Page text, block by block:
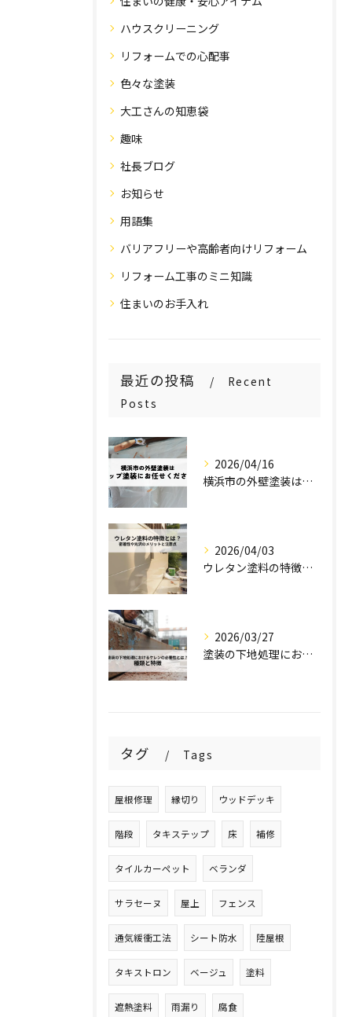
ハウスクリーニング
リフォームでの心配事
色々な塗装
大工さんの知恵袋
趣味
社長ブログ
お知らせ
用語集
バリアフリーや高齢者向けリフォーム
リフォーム工事のミニ知識
住まいのお手入れ
最近の投稿
Recent
Posts
2026/04/16
横浜市の外壁塗装はステップ塗装にお任せください！
2026/04/03
ウレタン塗料の特徴とは？密着性や光沢のメリットと注意点を解説！
2026/03/27
塗装の下地処理におけるケレンの必要性とは？種類と特徴を解説！
タグ Tags
屋根修理 縁切り ウッドデッキ
階段 タキステップ 床 補修
タイルカーペット ベランダ
サラセーヌ 屋上 フェンス
通気緩衝工法 シート防水 陸屋根
タキストロン ベージュ 塗料
遮熱塗料 雨漏り 腐食